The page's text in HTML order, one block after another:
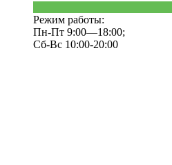
Режим работы:
Пн-Пт 9:00—18:00;
Сб-Вс 10:00-20:00